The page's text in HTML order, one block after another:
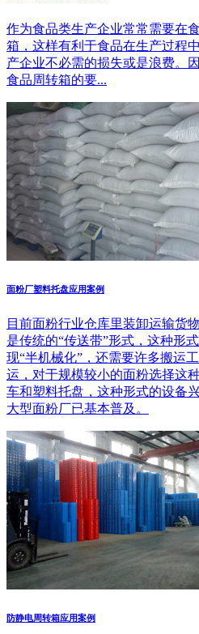
作为食品类生产企业常常需要在
箱，这样有利于食品在生产过程
产企业不必需的损失或是浪费。
食品周转箱的要...
面粉厂塑料托盘应用案例
目前面粉行业仓库里装卸运输货
是传统的“传送带”形式，这种形
现“半机械化”，还需要许多搬运
运，对于规模较小的面粉选择这
车和塑料托盘，这种形式的设备
大型面粉厂已基本普及。
防静电周转箱应用案例